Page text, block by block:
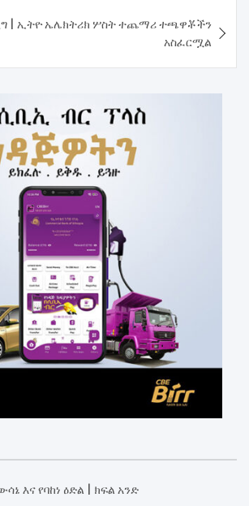
| ኢትዮ ኤሌክትሪክ ሦስት ተጨማሪ ተጫዋቾችን
አስፈርሟል
እና የባከነ ዕድል | ክፍል አንድ